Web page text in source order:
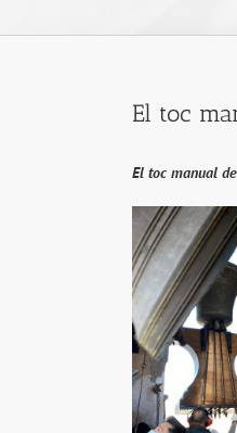
El toc
El toc manual